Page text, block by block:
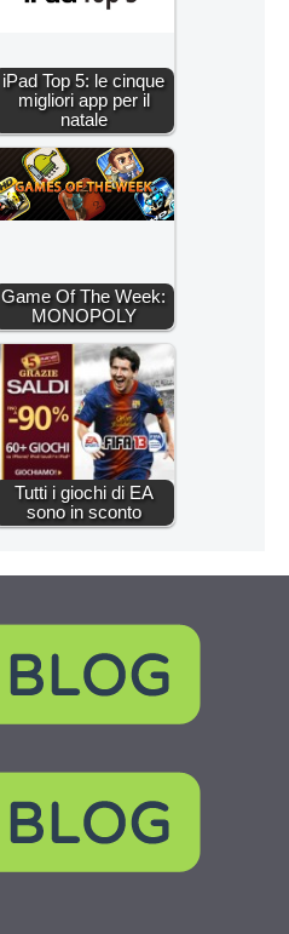
iPad Top 5: le cinque
migliori app per il
natale
Game Of The Week:
MONOPOLY
Tutti i giochi di EA
sono in sconto